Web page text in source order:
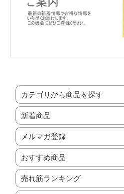
カテゴリから商品を探す
新着商品
メルマガ登録
おすすめ商品
売れ筋ランキング